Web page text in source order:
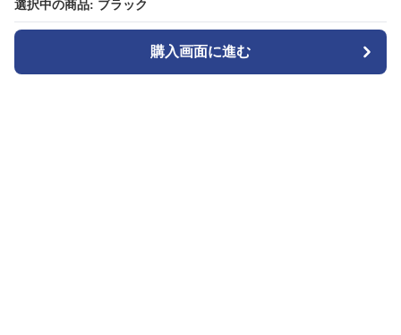
選択中の商品: ブラック
購入画面に進む
選択中の商品: ブラック
購入画面に進む